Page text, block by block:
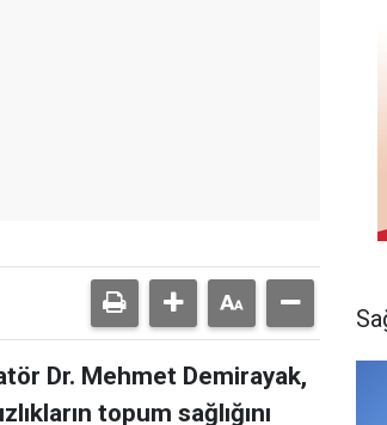
Dr. Mehmet Demirayak,
topum sağlığını